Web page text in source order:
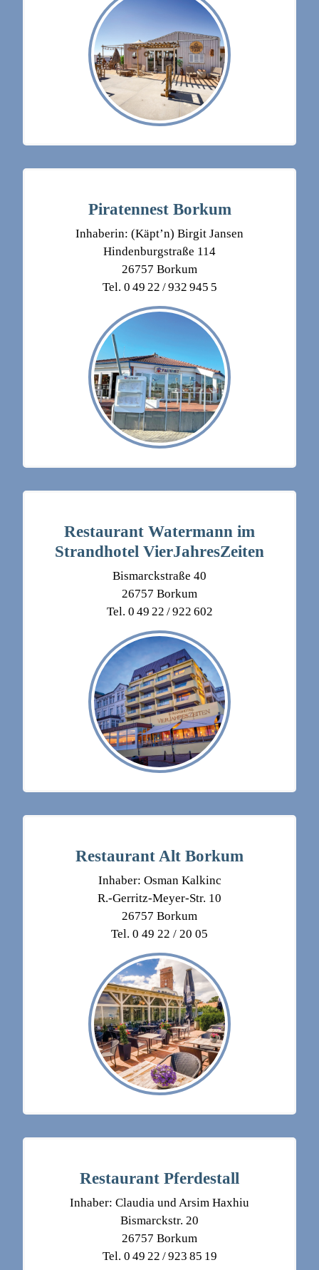
Piratennest Borkum
Inhaberin: (Käpt’n) Birgit Jansen
Hindenburgstraße 114
26757 Borkum
Tel. 0 49 22 / 932 945 5
Restaurant Watermann im
Strandhotel VierJahresZeiten
Bismarckstraße 40
26757 Borkum
Tel. 0 49 22 / 922 602
Restaurant Alt Borkum
Inhaber: Osman Kalkinc
R.-Gerritz-Meyer-Str. 10
26757 Borkum
Tel. 0 49 22 / 20 05
Restaurant Pferdestall
Inhaber: Claudia und Arsim Haxhiu
Bismarckstr. 20
26757 Borkum
Tel. 0 49 22 / 923 85 19